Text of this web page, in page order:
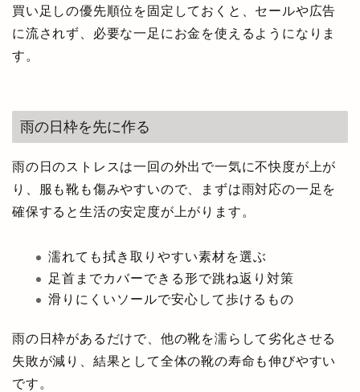
買い足しの優先順位を固定しておくと、セールや広告
に流されず、必要な一足にお金を使えるようになりま
す。
雨の日枠を先に作る
雨の日のストレスは一回の外出で一気に不快度が上が
り、服も靴も傷みやすいので、まずは雨対応の一足を
確保すると生活の安定度が上がります。
濡れても拭き取りやすい素材を選ぶ
足首までカバーできる形で跳ね返り対策
滑りにくいソールで安心して歩けるもの
雨の日枠があるだけで、他の靴を濡らして劣化させる
失敗が減り、結果として全体の靴の寿命も伸びやすい
です。